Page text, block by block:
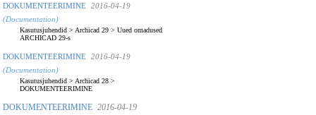
DOKUMENTEERIMINE
2016-04-19
(Documentation)
Kasutusjuhendid > Archicad 29 > Uued omadused
ARCHICAD 29-s
DOKUMENTEERIMINE
2016-04-19
(Documentation)
Kasutusjuhendid > Archicad 28 >
DOKUMENTEERIMINE
DOKUMENTEERIMINE 2016-04-19